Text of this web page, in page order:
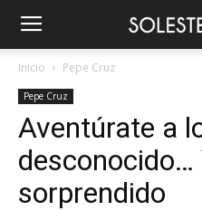
Inicio Pepe Cruz
Pepe Cruz
Aventúrate a
desconocido…
sorprendido